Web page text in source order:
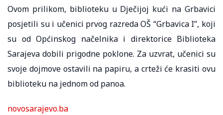
Ovom prilikom, biblioteku u Dječijoj kući na Grbavici
posjetili su i učenici prvog razreda OŠ “Grbavica I”, koji
su od Općinskog načelnika i direktorice Biblioteka
Sarajeva dobili prigodne poklone. Za uzvrat, učenici su
svoje dojmove ostavili na papiru, a crteži će krasiti ovu
biblioteku na jednom od panoa.
novosarajevo.ba